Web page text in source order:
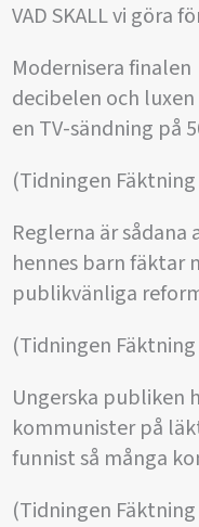
VAD SKALL vi göra
Modernisera
decibelen och
en TV-sändning på
(Tidningen
Reglerna är
hennes barn fäktar
publikvänliga
(Tidningen
Ungerska publiken
kommunister på
funnist så många
(Tidningen